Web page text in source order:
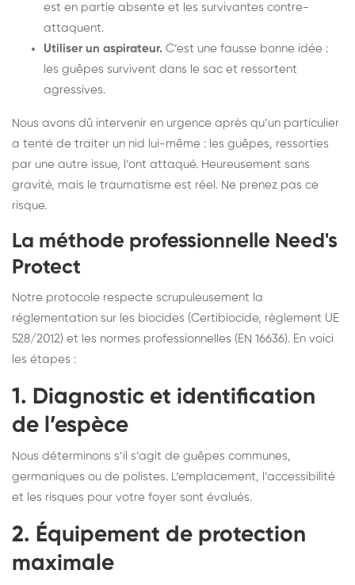
est en partie absente et les survivantes contre-
attaquent.
Utiliser un aspirateur. C’est une fausse bonne idée :
les guêpes survivent dans le sac et ressortent
agressives.
Nous avons dû intervenir en urgence après qu’un particulier
a tenté de traiter un nid lui-même : les guêpes, ressorties
par une autre issue, l’ont attaqué. Heureusement sans
gravité, mais le traumatisme est réel. Ne prenez pas ce
risque.
La méthode professionnelle Need's
Protect
Notre protocole respecte scrupuleusement la
réglementation sur les biocides (Certibiocide, règlement UE
528/2012) et les normes professionnelles (EN 16636). En voici
les étapes :
1. Diagnostic et identification
de l’espèce
Nous déterminons s’il s’agit de guêpes communes,
germaniques ou de polistes. L’emplacement, l’accessibilité
et les risques pour votre foyer sont évalués.
2. Équipement de protection
maximale